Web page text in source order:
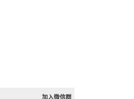
加入微信群